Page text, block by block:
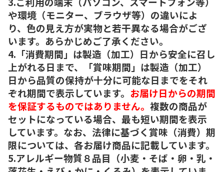
や環境（モニター、ブラウザ等）の違いによ
り、色の見え方が実物と若干異なる場合がござ
います。あらかじめご了承ください。
4.「消費期間」は製造（加工）日から安全に召し
上がれる日まで、「賞味期間」は製造（加工）
日から品質の保持が十分に可能な日までをそれ
ぞれ期間で表示しています。 お届け日からの期間
を保証するものではありません。 複数の商品が
セットになっている場合、最も短い期間を表示
しています。なお、法律に基づく賞味（消費）期
限については、各お届け商品に記載しています。
5.アレルギー物質８品目（小麦・そば・卵・乳・